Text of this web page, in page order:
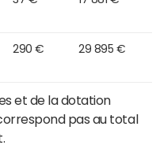
290 € 29 895 €
et de la dotation
pas au total